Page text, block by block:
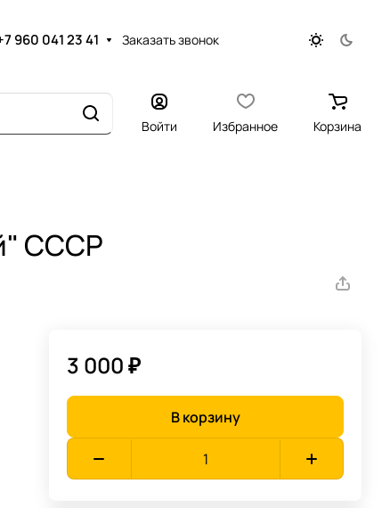
960 041 23 41 Заказать звонок
Войти Избранное Корзина
СССР
3 000 ₽
В корзину